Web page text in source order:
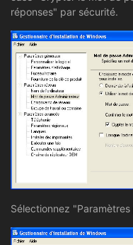
réponses" par sécurité.
Sélectionnez